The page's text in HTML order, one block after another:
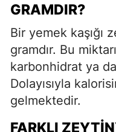
GRAMDIR?
Bir yemek kaşığı
gramdır. Bu
karbonhidrat ya
Dolayısıyla
gelmektedir.
FARKLI